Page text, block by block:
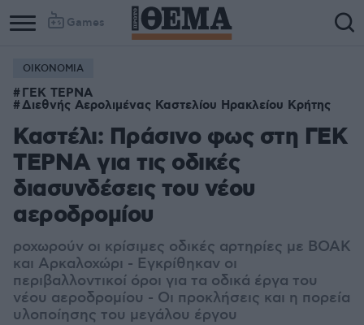
Games
ΟΙΚΟΝΟΜΙΑ
ΓΕΚ ΤΕΡΝΑ
Διεθνής Αερολιμένας Καστελίου Ηρακλείου Κρήτης
Καστέλι: Πράσινο φως στη ΓΕΚ
ΤΕΡΝΑ για τις οδικές
διασυνδέσεις του νέου
αεροδρομίου
ροχωρούν οι κρίσιμες οδικές αρτηρίες με ΒΟΑΚ
και Αρκαλοχώρι - Εγκρίθηκαν οι
περιβαλλοντικοί όροι για τα οδικά έργα του
νέου αεροδρομίου - Οι προκλήσεις και η πορεία
υλοποίησης του μεγάλου έργου